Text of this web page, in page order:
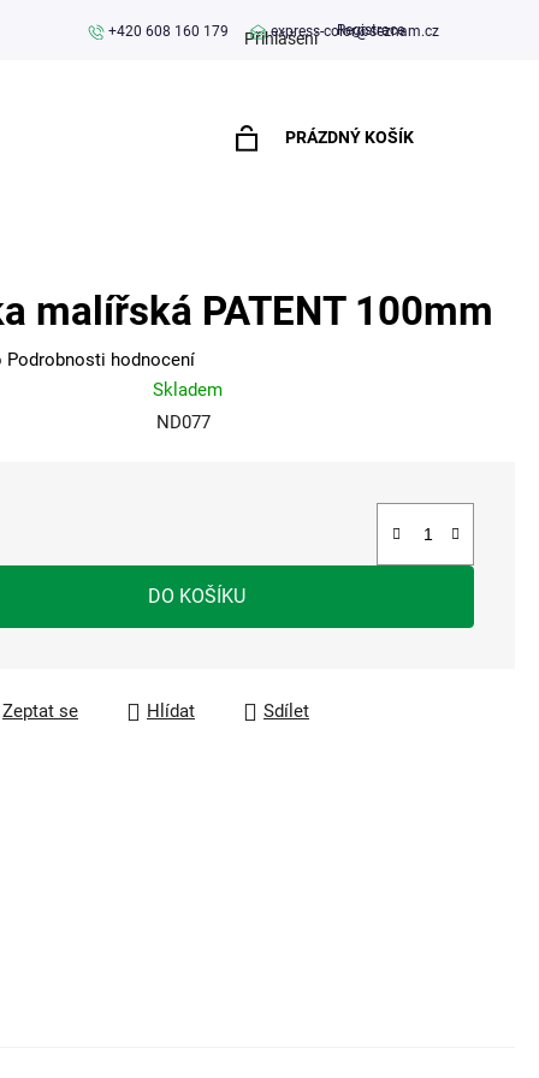
Přihlášení Registrace
+420 608 160 179 express-color@seznam.cz
PRÁZDNÝ KOŠÍK
malířská PATENT 100mm
Podrobnosti hodnocení
Skladem
ND077
DO KOŠÍKU
Zeptat se Hlídat Sdílet